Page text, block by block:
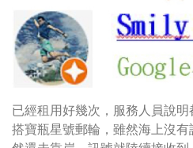
已經租用好幾次，服務人員說
搭寶瓶星號郵輪，雖然海上沒